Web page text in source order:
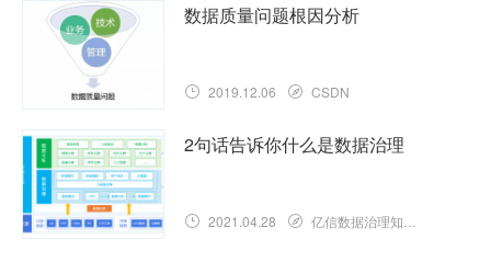
数据质量问题根因分析
2019.12.06 CSDN
2句话告诉你什么是数据治理
2021.04.28 亿信数据治理知识库